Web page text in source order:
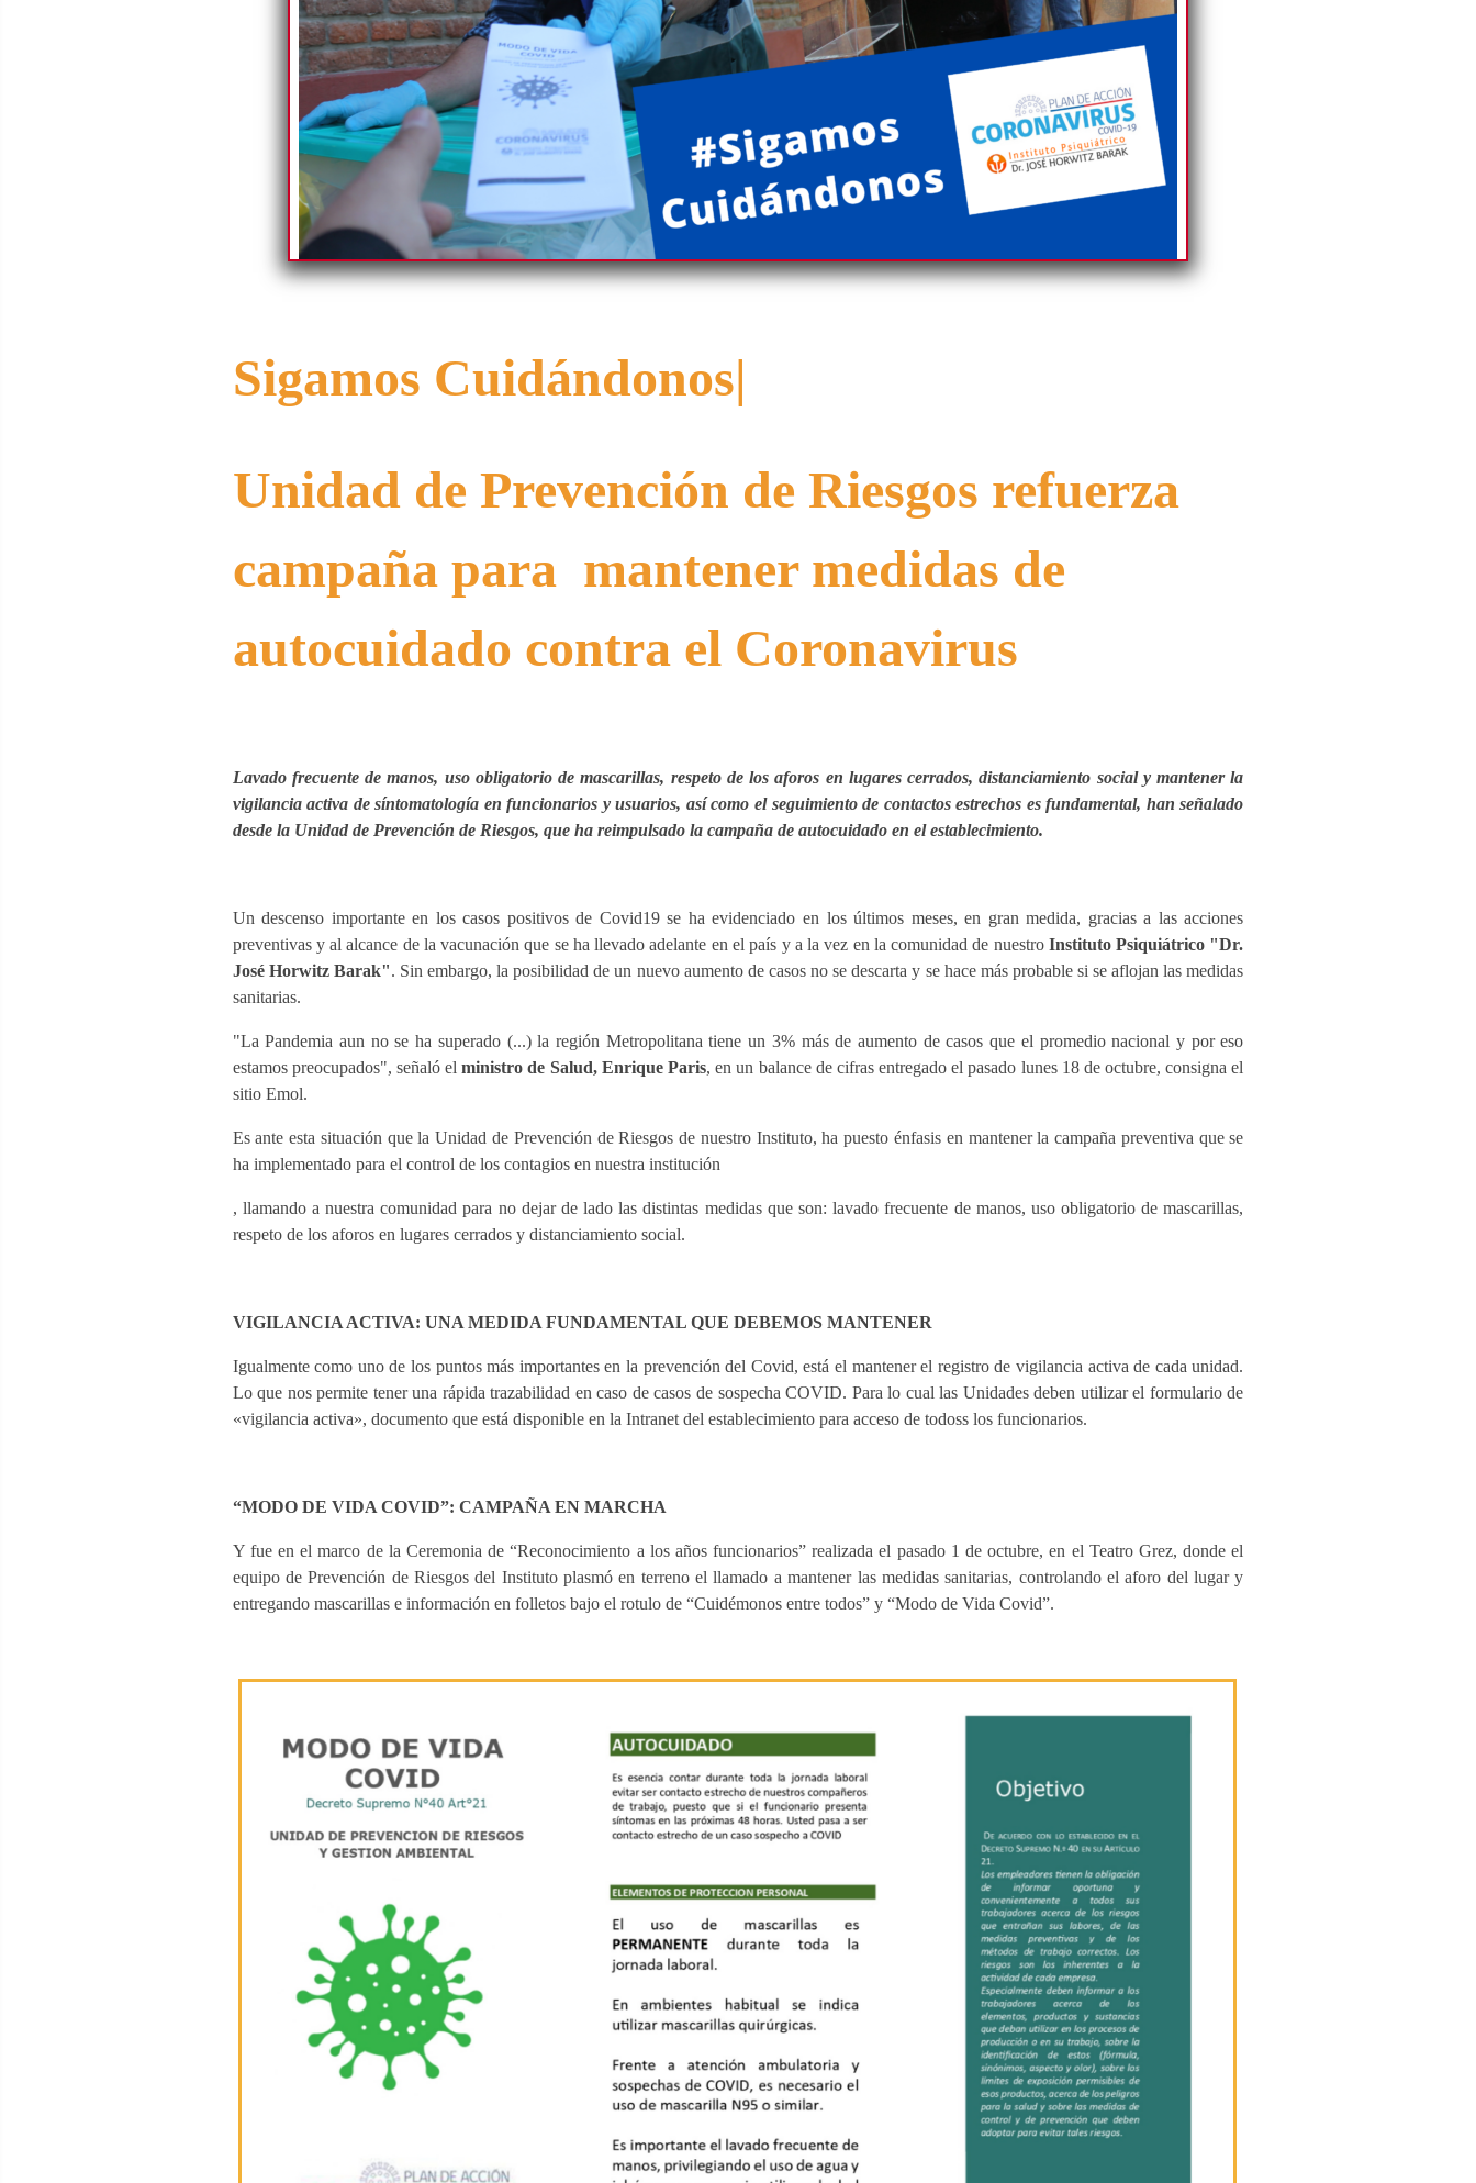
Sigamos Cuidándonos|
Unidad de Prevención de Riesgos refuerza
campaña para mantener medidas de
autocuidado contra el Coronavirus
Lavado frecuente de manos, uso obligatorio de mascarillas, respeto de los aforos en lugares cerrados, distanciamiento social y mantener la
vigilancia activa de síntomatología en funcionarios y usuarios, así como el seguimiento de contactos estrechos es fundamental, han señalado
desde la Unidad de Prevención de Riesgos, que ha reimpulsado la campaña de autocuidado en el establecimiento.
Un descenso importante en los casos positivos de Covid19 se ha evidenciado en los últimos meses, en gran medida, gracias a las acciones
preventivas y al alcance de la vacunación que se ha llevado adelante en el país y a la vez en la comunidad de nuestro Instituto Psiquiátrico "Dr.
José Horwitz Barak". Sin embargo, la posibilidad de un nuevo aumento de casos no se descarta y se hace más probable si se aflojan las medidas
sanitarias.
"La Pandemia aun no se ha superado (...) la región Metropolitana tiene un 3% más de aumento de casos que el promedio nacional y por eso
estamos preocupados", señaló elministro de Salud, Enrique Paris, en un balance de cifras entregado el pasado lunes 18 de octubre, consigna el
sitio Emol.
Es ante esta situación que la Unidad de Prevención de Riesgos de nuestro Instituto, ha puesto énfasis en mantener la campaña preventiva que se
ha implementado para el control de los contagios en nuestra institución
, llamando a nuestra comunidad para no dejar de lado las distintas medidas que son: lavado frecuente de manos, uso obligatorio de mascarillas,
respeto de los aforos en lugares cerrados y distanciamiento social.
VIGILANCIA ACTIVA: UNA MEDIDA FUNDAMENTAL QUE DEBEMOS MANTENER
Igualmente como uno de los puntos más importantes en la prevención del Covid, está el mantener el registro de vigilancia activa de cada unidad.
Lo que nos permite tener una rápida trazabilidad en caso de casos de sospecha COVID. Para lo cual las Unidades deben utilizar el formulario de
«vigilancia activa», documento que está disponible en la Intranet del establecimiento para acceso de todoss los funcionarios.
“MODO DE VIDA COVID”: CAMPAÑA EN MARCHA
Y fue en el marco de la Ceremonia de “Reconocimiento a los años funcionarios” realizada el pasado 1 de octubre, en el Teatro Grez, donde el
equipo de Prevención de Riesgos del Instituto plasmó en terreno el llamado a mantener las medidas sanitarias, controlando el aforo del lugar y
entregando mascarillas e información en folletos bajo el rotulo de “Cuidémonos entre todos” y “Modo de Vida Covid”.